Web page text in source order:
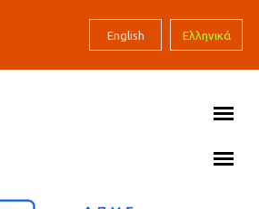
English Ελληνικά